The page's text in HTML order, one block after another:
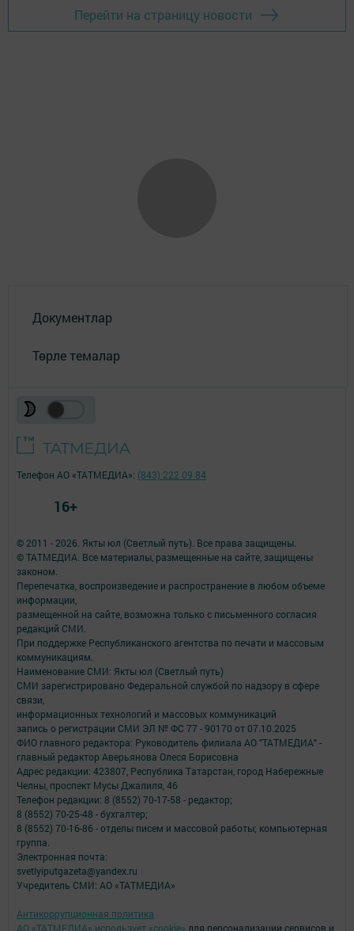
Перейти на страницу новости
Документлар
Төрле темалар
© 2011 - 2026. Якты юл (Светлый путь). Все права защищены.
© ТАТМЕДИА. Все материалы, размещенные на сайте, защищены
законом.
Перепечатка, воспроизведение и распространение в любом объеме
информации,
размещенной на сайте, возможна только с письменного согласия
редакций СМИ.
При поддержке Республиканского агентства по печати и массовым
коммуникациям.
Наименование СМИ: Якты юл (Светлый путь)
СМИ зарегистрировано Федеральной службой по надзору в сфере
связи,
информационных технологий и массовых коммуникаций
запись о регистрации СМИ ЭЛ № ФС 77 - 90170 от 07.10.2025
ФИО главного редактора: Руководитель филиала АО "ТАТМЕДИА" -
главный редактор Аверьянова Олеся Борисовна
Адрес редакции: 423807, Республика Татарстан, город Набережные
Челны, проспект Мусы Джалиля, 46
Телефон редакции: 8 (8552) 70-17-58 - редактор;
8 (8552) 70-25-48 - бухгалтер;
8 (8552) 70-16-86 - отделы писем и массовой работы; компьютерная
группа.
Электронная почта:
svetlyiputgazeta@yandex.ru
Учредитель СМИ: АО «ТАТМЕДИА»
Антикоррупционная политика
АО «ТАТМЕДИА» использует «cookie» для персонализации сервисов и
Телефон АО «ТАТМЕДИА»: (843) 222 09 84
16+